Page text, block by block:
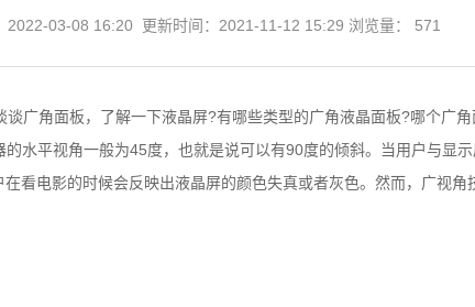
2022-03-08 16:20 更新时间：2021-11-12 15:29 浏览量： 571
谈广角面板，了解一下液晶屏?有哪些类型的广角液晶面板?哪个广
水平视角一般为45度，也就是说可以有90度的倾斜。当用户与显
看电影的时候会反映出液晶屏的颜色失真或者灰色。然而，广视角